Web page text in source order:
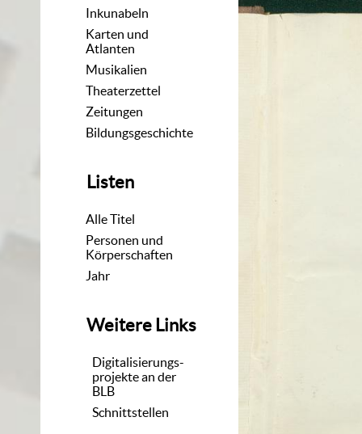
Inkunabeln
Karten und
Atlanten
Musikalien
Theaterzettel
Zeitungen
Bildungsgeschichte
Listen
Alle Titel
Personen und
Körperschaften
Jahr
Weitere Links
Digitalisierungs-
projekte an der
BLB
Schnittstellen